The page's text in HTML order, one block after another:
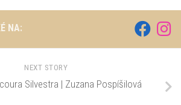
NA:
NEXT STORY
Silvestra | Zuzana Pospíšilová